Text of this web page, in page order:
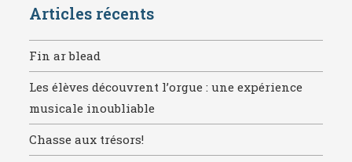
Articles récents
Fin ar blead
Les élèves découvrent l’orgue : une expérience
musicale inoubliable
Chasse aux trésors!